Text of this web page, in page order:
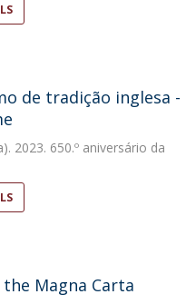
de tradição inglesa -
2023. 650.º aniversário da
Magna Carta